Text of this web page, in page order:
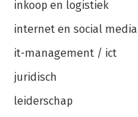
inkoop en logistiek
internet en social media
it-management / ict
juridisch
leiderschap